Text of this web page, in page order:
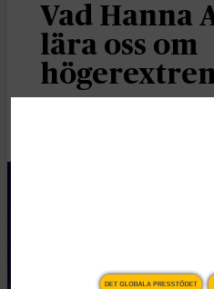
Vad Hanna
lära oss om
DET GLOBALA PRESSTÖDET